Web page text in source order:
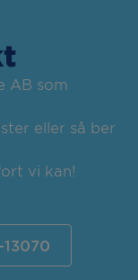
AB som
eller så ber
vi kan!